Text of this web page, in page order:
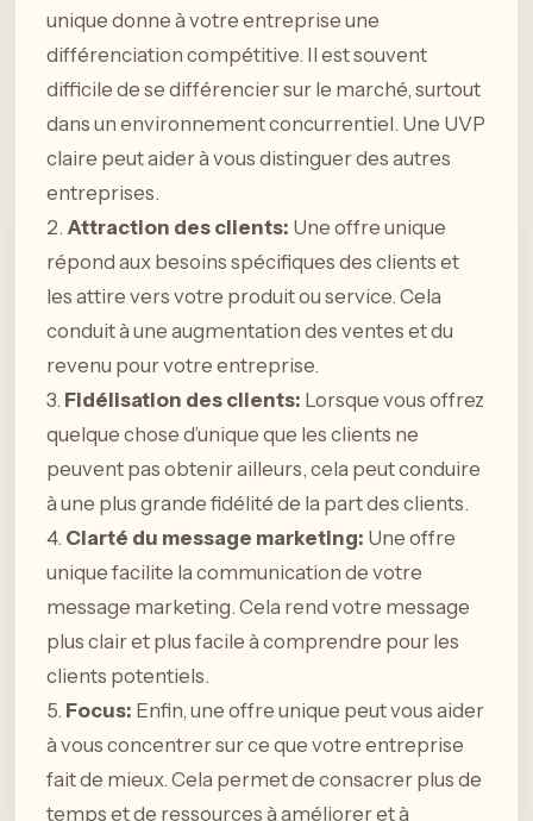
unique donne à votre entreprise une
différenciation compétitive. Il est souvent
difficile de se différencier sur le marché, surtout
dans un environnement concurrentiel. Une UVP
claire peut aider à vous distinguer des autres
entreprises.
2. Attraction des clients: Une offre unique
répond aux besoins spécifiques des clients et
les attire vers votre produit ou service. Cela
conduit à une augmentation des ventes et du
revenu pour votre entreprise.
3. Fidélisation des clients: Lorsque vous offrez
quelque chose d’unique que les clients ne
peuvent pas obtenir ailleurs, cela peut conduire
à une plus grande fidélité de la part des clients.
4. Clarté du message marketing: Une offre
unique facilite la communication de votre
message marketing. Cela rend votre message
plus clair et plus facile à comprendre pour les
clients potentiels.
5. Focus: Enfin, une offre unique peut vous aider
à vous concentrer sur ce que votre entreprise
fait de mieux. Cela permet de consacrer plus de
temps et de ressources à améliorer et à